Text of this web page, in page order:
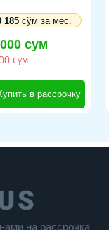
сум
сум
185сўм за мес.
в рассрочку
на рассрочка